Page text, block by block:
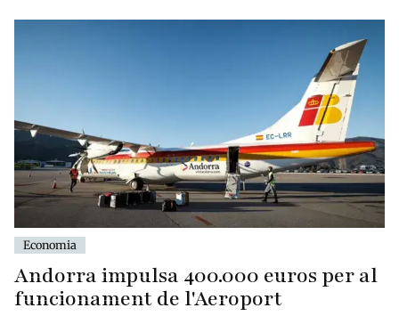
Economia
Andorra impulsa 400.000 euros per al
funcionament de l'Aeroport